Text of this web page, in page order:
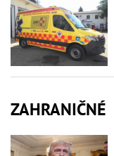
ZAHRANIČNÉ